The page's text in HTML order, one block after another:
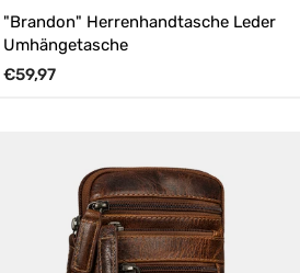
"Brandon" Herrenhandtasche Leder
Umhängetasche
Normaler Preis
€59,97